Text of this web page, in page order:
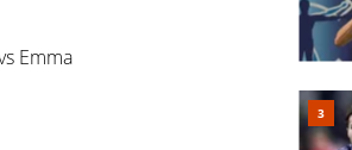
Emma